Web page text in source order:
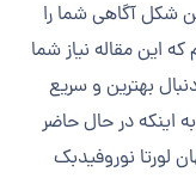
شکل آگاهی شما را
که این مقاله نیاز شما
بهترین و سریع
اینکه در حال حاضر
لورتا نوروفیدبک